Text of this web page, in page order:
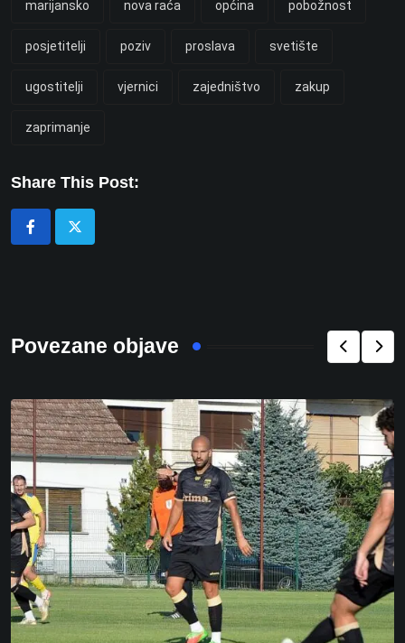
marijansko nova raća općina pobožnost
posjetitelji poziv proslava svetište
ugostitelji vjernici zajedništvo zakup
zaprimanje
Share This Post:
Povezane objave